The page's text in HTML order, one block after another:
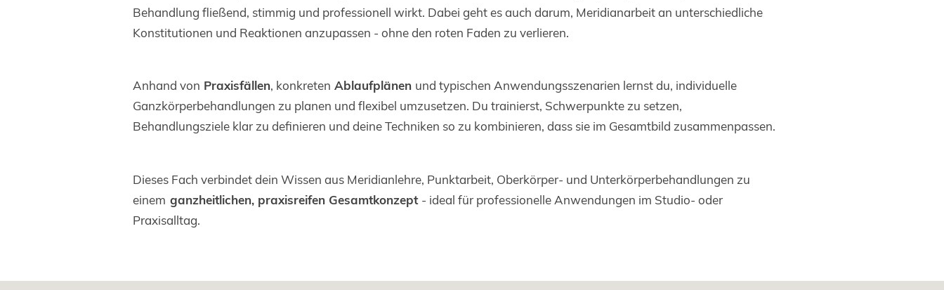
Behandlung fließend, stimmig und professionell wirkt. Dabei geht es auch darum, Meridianarbeit an unterschiedliche
Konstitutionen und Reaktionen anzupassen - ohne den roten Faden zu verlieren.
Anhand von Praxisfällen, konkreten Ablaufplänen und typischen Anwendungsszenarien lernst du, individuelle
Ganzkörperbehandlungen zu planen und flexibel umzusetzen. Du trainierst, Schwerpunkte zu setzen,
Behandlungsziele klar zu definieren und deine Techniken so zu kombinieren, dass sie im Gesamtbild zusammenpassen.
Dieses Fach verbindet dein Wissen aus Meridianlehre, Punktarbeit, Oberkörper- und Unterkörperbehandlungen zu
einem ganzheitlichen, praxisreifen Gesamtkonzept - ideal für professionelle Anwendungen im Studio- oder
Praxisalltag.